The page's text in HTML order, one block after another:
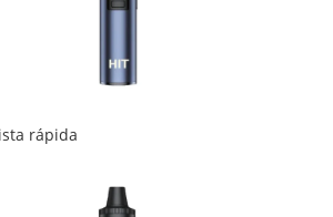
rápida